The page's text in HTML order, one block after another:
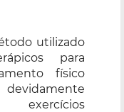
utilizado
para
físico
exercícios